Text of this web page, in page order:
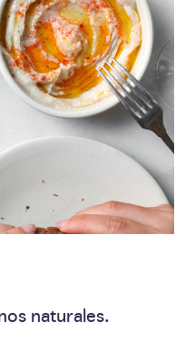
naturales.